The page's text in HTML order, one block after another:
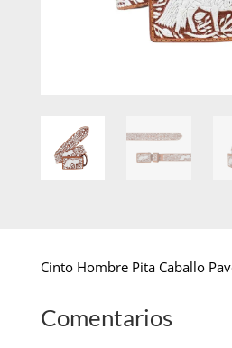
Cinto Hombre Pita Caballo
Comentarios